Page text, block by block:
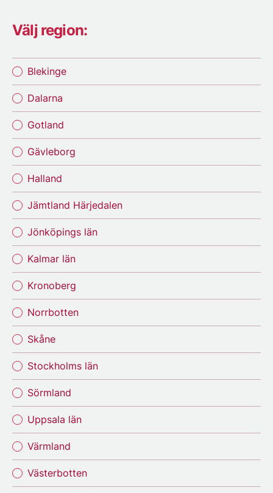
Välj region:
Blekinge
Dalarna
Gotland
Gävleborg
Halland
Jämtland Härjedalen
Jönköpings län
Kalmar län
Kronoberg
Norrbotten
Skåne
Stockholms län
Sörmland
Uppsala län
Värmland
Västerbotten